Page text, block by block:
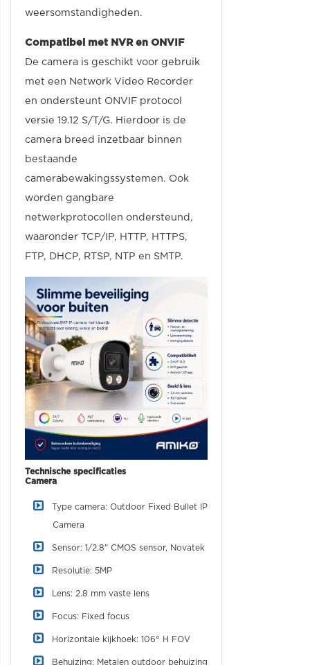
weersomstandigheden.
Compatibel met NVR en ONVIF
De camera is geschikt voor gebruik
met een Network Video Recorder
en ondersteunt ONVIF protocol
versie 19.12 S/T/G. Hierdoor is de
camera breed inzetbaar binnen
bestaande
camerabewakingssystemen. Ook
worden gangbare
netwerkprotocollen ondersteund,
waaronder TCP/IP, HTTP, HTTPS,
FTP, DHCP, RTSP, NTP en SMTP.
Technische specificaties
Camera
Type camera: Outdoor Fixed Bullet IP
Camera
Sensor: 1/2.8" CMOS sensor, Novatek
Resolutie: 5MP
Lens: 2.8 mm vaste lens
Focus: Fixed focus
Horizontale kijkhoek: 106° H FOV
Behuizing: Metalen outdoor behuizing